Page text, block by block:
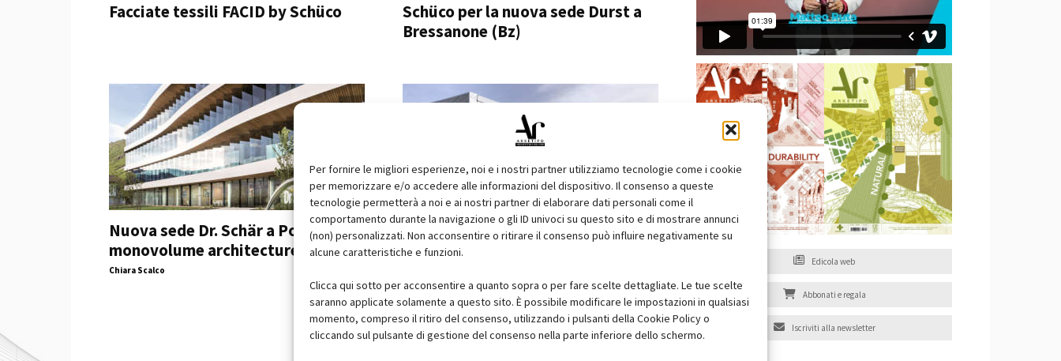
Per fornire le migliori esperienze, noi e i nostri partner utilizziamo tecnologie come i cookie
per memorizzare e/o accedere alle informazioni del dispositivo. Il consenso a queste
tecnologie permetterà a noi e ai nostri partner di elaborare dati personali come il
comportamento durante la navigazione o gli ID univoci su questo sito e di mostrare annunci
(non) personalizzati. Non acconsentire o ritirare il consenso può influire negativamente su
alcune caratteristiche e funzioni.
Clicca qui sotto per acconsentire a quanto sopra o per fare scelte dettagliate. Le tue scelte
saranno applicate solamente a questo sito. È possibile modificare le impostazioni in qualsiasi
momento, compreso il ritiro del consenso, utilizzando i pulsanti della Cookie Policy o
cliccando sul pulsante di gestione del consenso nella parte inferiore dello schermo.
Facciate tessili FACID by Schüco
Schüco per la nuova sede Durst a
Bressanone (Bz)
Nuova sede Dr. Schär a Postal –
monovolume architecture + design
Chiara Scalco
aVOID – Leonardo Di Chiara
Chiara Scalco
Edicola web
Abbonati e regala
Iscriviti alla newsletter